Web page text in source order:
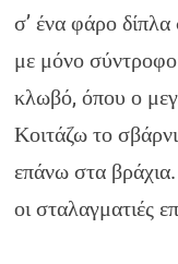
σ’ ένα φάρο
με μόνο
κλωβό, όπου ο
Κοιτάζω το
επάνω στα
οι σταλαγματιές